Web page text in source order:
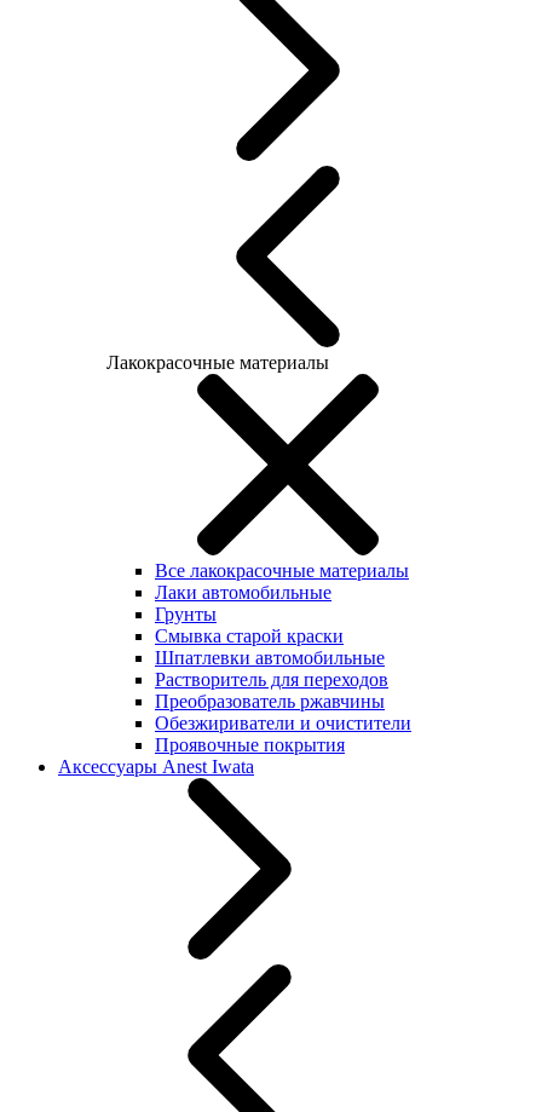
Лакокрасочные материалы
Все лакокрасочные материалы
Лаки автомобильные
Грунты
Смывка старой краски
Шпатлевки автомобильные
Растворитель для переходов
Преобразователь ржавчины
Обезжириватели и очистители
Проявочные покрытия
Аксессуары Anest Iwata